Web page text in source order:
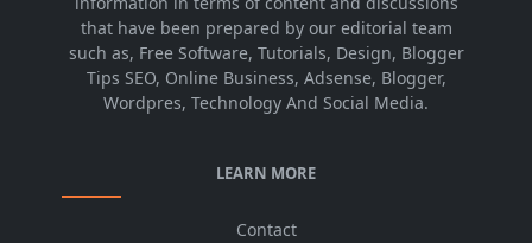
that have been prepared by our editorial team
such as, Free Software, Tutorials, Design, Blogger
Tips SEO, Online Business, Adsense, Blogger,
Wordpres, Technology And Social Media.
LEARN MORE
Contact